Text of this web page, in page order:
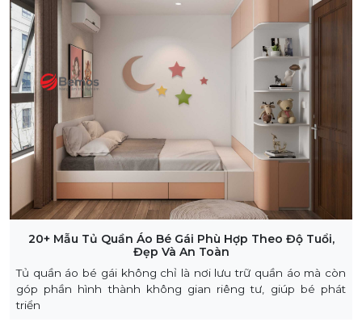
20+ Mẫu Tủ Quần Áo Bé Gái Phù Hợp Theo Độ Tuổi,
Đẹp Và An Toàn
Tủ quần áo bé gái không chỉ là nơi lưu trữ quần áo mà còn
góp phần hình thành không gian riêng tư, giúp bé phát
triển